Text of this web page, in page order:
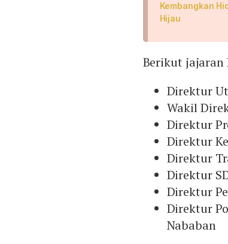
Kembangkan
Hijau
Berikut jajaran
Direktur
Wakil
Direktur
Direktur
Direktur
Direktur
Direktur
Direktur
Nababan